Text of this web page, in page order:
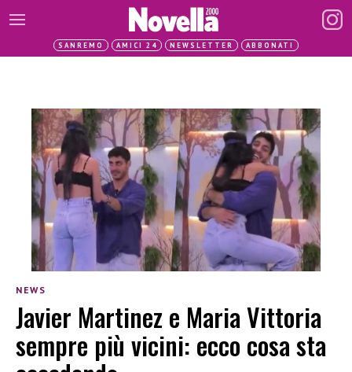
SANREMO AMICI 24 NEWSLETTER ABBONATI
NEWS
Javier Martinez e Maria Vittoria
sempre più vicini: ecco cosa sta